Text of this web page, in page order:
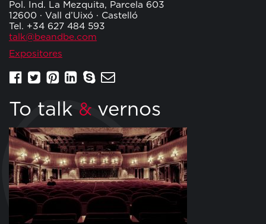
Pol. Ind. La Mezquita, Parcela 603
12600 · Vall d’Uixó · Castelló
Tel. +34 627 484 593
talk@beandbe.com
Expositores
To talk & vernos